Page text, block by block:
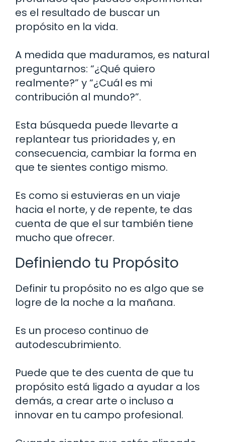
es el resultado de buscar un
propósito en la vida.
A medida que maduramos, es natural
preguntarnos: “¿Qué quiero
realmente?” y “¿Cuál es mi
contribución al mundo?”.
Esta búsqueda puede llevarte a
replantear tus prioridades y, en
consecuencia, cambiar la forma en
que te sientes contigo mismo.
Es como si estuvieras en un viaje
hacia el norte, y de repente, te das
cuenta de que el sur también tiene
mucho que ofrecer.
Definiendo tu Propósito
Definir tu propósito no es algo que se
logre de la noche a la mañana.
Es un proceso continuo de
autodescubrimiento.
Puede que te des cuenta de que tu
propósito está ligado a ayudar a los
demás, a crear arte o incluso a
innovar en tu campo profesional.